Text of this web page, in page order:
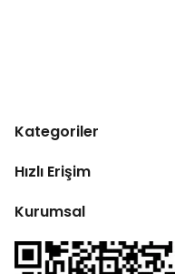
Kategoriler
Hızlı Erişim
Kurumsal